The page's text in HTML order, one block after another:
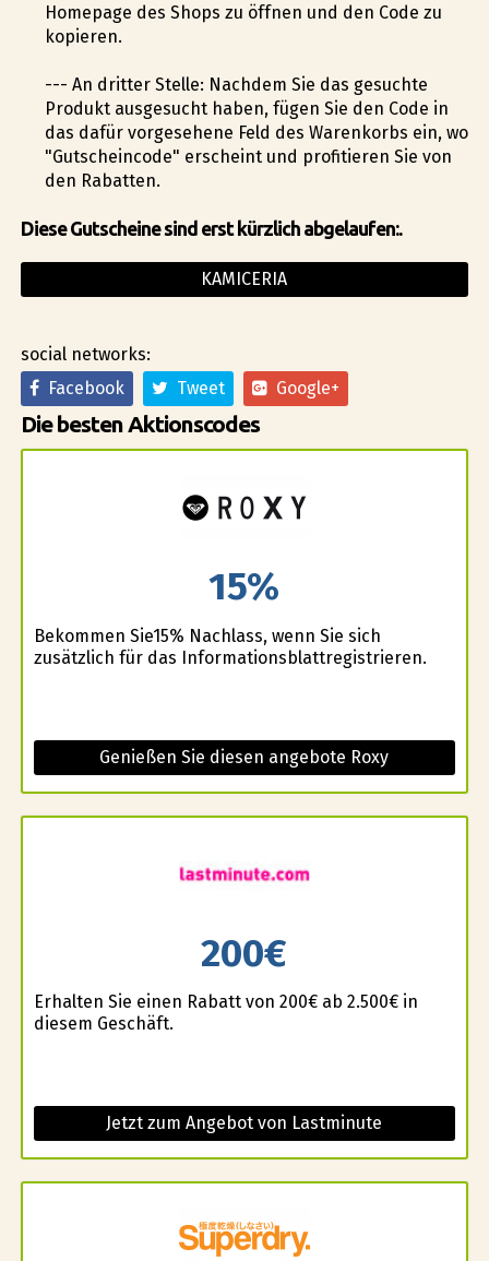
Homepage des Shops zu öffnen und den Code zu
kopieren.
--- An dritter Stelle: Nachdem Sie das gesuchte
Produkt ausgesucht haben, fügen Sie den Code in
das dafür vorgesehene Feld des Warenkorbs ein, wo
"Gutscheincode" erscheint und profitieren Sie von
den Rabatten.
Diese Gutscheine sind erst kürzlich abgelaufen:.
KAMICERIA
social networks:
Facebook
Tweet Google+
Die besten Aktionscodes
15%
Bekommen Sie15% Nachlass, wenn Sie sich
zusätzlich für das Informationsblattregistrieren.
Genießen Sie diesen angebote Roxy
200€
Erhalten Sie einen Rabatt von 200€ ab 2.500€ in
diesem Geschäft.
Jetzt zum Angebot von Lastminute